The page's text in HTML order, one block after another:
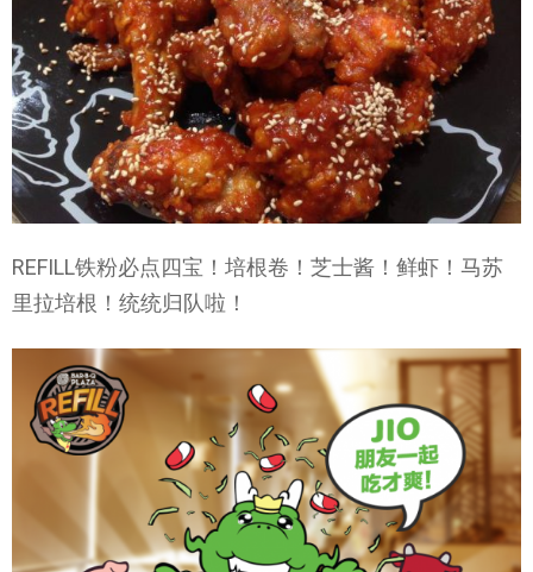
REFILL铁粉必点四宝！培根卷！芝士酱！鲜虾！马苏
里拉培根！统统归队啦！